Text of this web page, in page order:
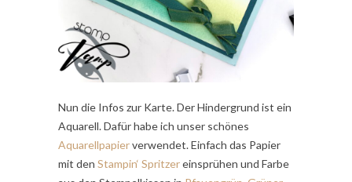
Nun die Infos zur Karte. Der Hindergrund ist ein
Aquarell. Dafür habe ich unser schönes
Aquarellpapierverwendet. Einfach das Papier
mit den Stampin‘ Spritzereinsprühen und Farbe